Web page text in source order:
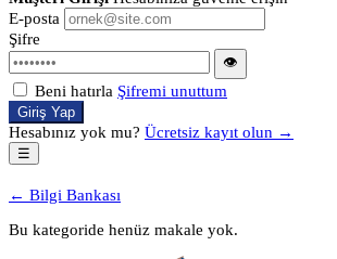
E-posta
Şifre
👁
Beni hatırla Şifremi unuttum
Giriş Yap
Hesabınız yok mu? Ücretsiz kayıt olun →
☰
← Bilgi Bankası
Bu kategoride henüz makale yok.